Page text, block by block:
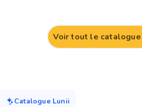
Voir tout le catalogue
Catalogue Lunii